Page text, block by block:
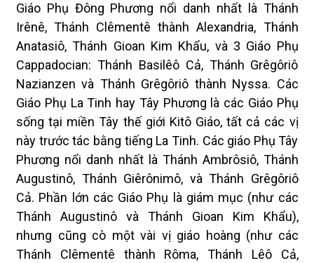
Giáo Phụ Đông Phương nổi danh nhất là Thánh
Irênê, Thánh Clêmentê thành Alexandria, Thánh
Anatasiô, Thánh Gioan Kim Khẩu, và 3 Giáo Phụ
Cappadocian: Thánh Basilêô Cả, Thánh Grêgôriô
Nazianzen và Thánh Grêgôriô thành Nyssa. Các
Giáo Phụ La Tinh hay Tây Phương là các Giáo Phụ
sống tại miền Tây thế giới Kitô Giáo, tất cả các vị
này trước tác bằng tiếng La Tinh. Các giáo Phụ Tây
Phương nổi danh nhất là Thánh Ambrôsiô, Thánh
Augustinô, Thánh Giêrônimô, và Thánh Grêgôriô
Cả. Phần lớn các Giáo Phụ là giám mục (như các
Thánh Augustinô và Thánh Gioan Kim Khẩu),
nhưng cũng cò một vài vị giáo hoàng (như các
Thánh Clêmentê thành Rôma, Thánh Lêô Cả,